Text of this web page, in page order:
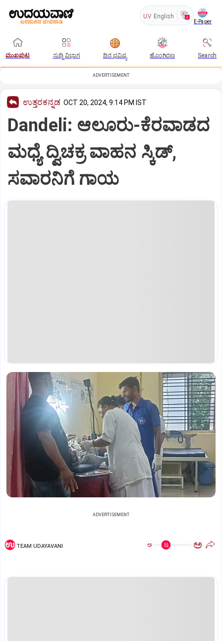
UV English
E-Paper
ಮುಖಪುಟ ಸುದ್ದಿ ವಿಭಾಗ ದಿನ ಭವಿಷ್ಯ ಹೊಂಗಿರಣ Search
ADVERTISEMENT
ಉತ್ತರಕನ್ನಡ OCT 20, 2024, 9:14 PM IST
Dandeli: ಆಲೂರು-ಕೆರವಾಡದ
ಮಧ್ಯೆ ದ್ವಿಚಕ್ರ ವಾಹನ ಸ್ಕಿಡ್,
ಸವಾರನಿಗೆ ಗಾಯ
ADVERTISEMENT
TEAM UDAYAVANI ಅ ಅ